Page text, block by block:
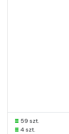
59 szt.
4 szt.